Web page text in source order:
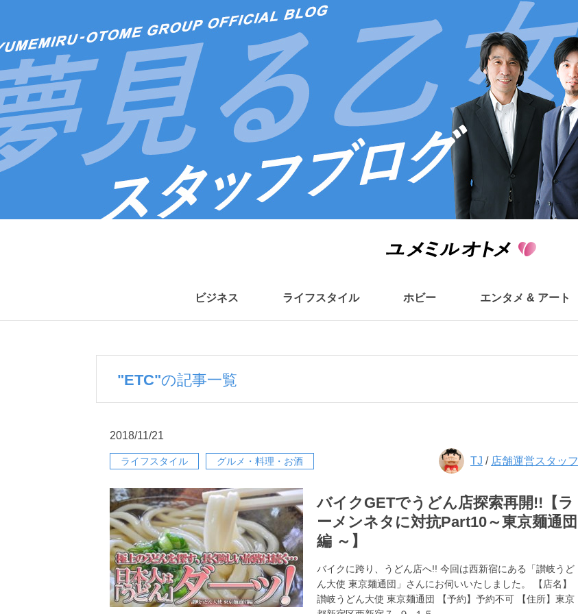
ビジネス ライフスタイル ホビー エンタメ & アート
"ETC"の記事一覧
2018/11/21
ライフスタイル グルメ・料理・お酒 TJ / 店舗運営スタッフ
バイクGETでうどん店探索再開!!【ラ
ーメンネタに対抗Part10～東京麺通団
編 ～】
バイクに跨り、うどん店へ!! 今回は西新宿にある「讃岐うど
ん大使 東京麺通団」さんにお伺いいたしました。 【店名】
讃岐うどん大使 東京麺通団 【予約】予約不可 【住所】東京